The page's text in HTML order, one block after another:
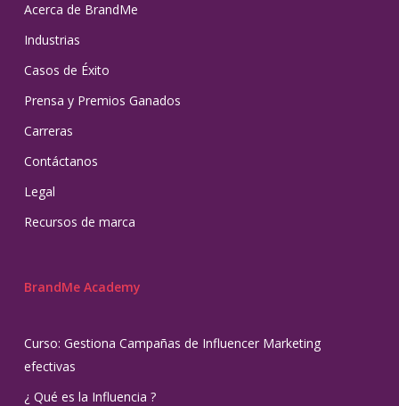
Acerca de BrandMe
Industrias
Casos de Éxito
Prensa y Premios Ganados
Carreras
Contáctanos
Legal
Recursos de marca
BrandMe Academy
Curso: Gestiona Campañas de Influencer Marketing
efectivas
¿ Qué es la Influencia ?